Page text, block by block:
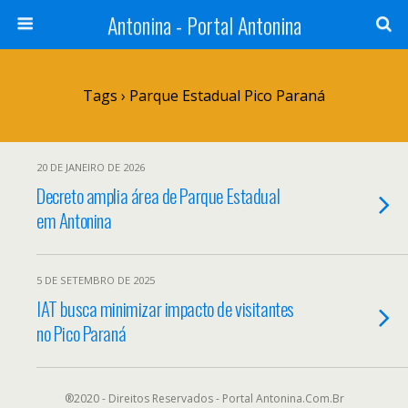
Antonina - Portal Antonina
Tags › Parque Estadual Pico Paraná
20 DE JANEIRO DE 2026
Decreto amplia área de Parque Estadual
em Antonina
5 DE SETEMBRO DE 2025
IAT busca minimizar impacto de visitantes
no Pico Paraná
®2020 - Direitos Reservados - Portal Antonina.Com.Br